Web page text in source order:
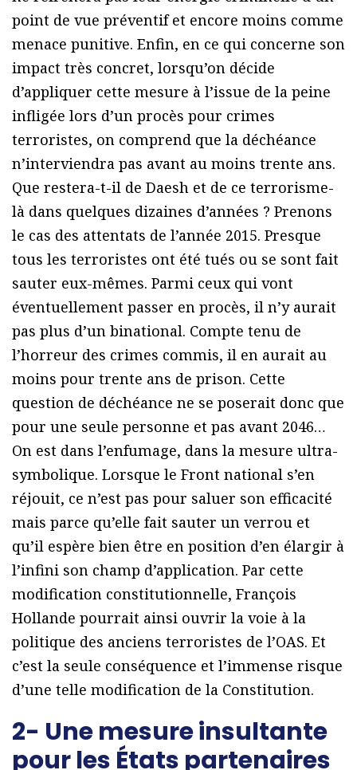
point de vue préventif et encore moins comme
menace punitive. Enfin, en ce qui concerne son
impact très concret, lorsqu’on décide
d’appliquer cette mesure à l’issue de la peine
infligée lors d’un procès pour crimes
terroristes, on comprend que la déchéance
n’interviendra pas avant au moins trente ans.
Que restera-t-il de Daesh et de ce terrorisme-
là dans quelques dizaines d’années ? Prenons
le cas des attentats de l’année 2015. Presque
tous les terroristes ont été tués ou se sont fait
sauter eux-mêmes. Parmi ceux qui vont
éventuellement passer en procès, il n’y aurait
pas plus d’un binational. Compte tenu de
l’horreur des crimes commis, il en aurait au
moins pour trente ans de prison. Cette
question de déchéance ne se poserait donc que
pour une seule personne et pas avant 2046…
On est dans l’enfumage, dans la mesure ultra-
symbolique. Lorsque le Front national s’en
réjouit, ce n’est pas pour saluer son efficacité
mais parce qu’elle fait sauter un verrou et
qu’il espère bien être en position d’en élargir à
l’infini son champ d’application. Par cette
modification constitutionnelle, François
Hollande pourrait ainsi ouvrir la voie à la
politique des anciens terroristes de l’OAS. Et
c’est la seule conséquence et l’immense risque
d’une telle modification de la Constitution.
2- Une mesure insultante
pour les États partenaires